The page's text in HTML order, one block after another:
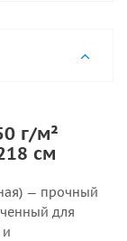
г/м²
см
— прочный
для